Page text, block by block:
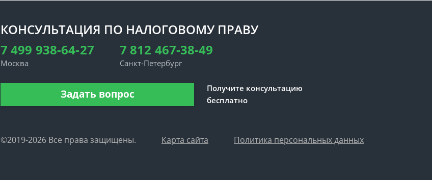
КОНСУЛЬТАЦИЯ ПО НАЛОГОВОМУ ПРАВУ
7 499 938-64-27
Москва
7 812 467-38-49
Санкт-Петербург
Задать вопрос
Получите консультацию
бесплатно
©2019-2026 Все права защищены. Карта сайта Политика персональных данных